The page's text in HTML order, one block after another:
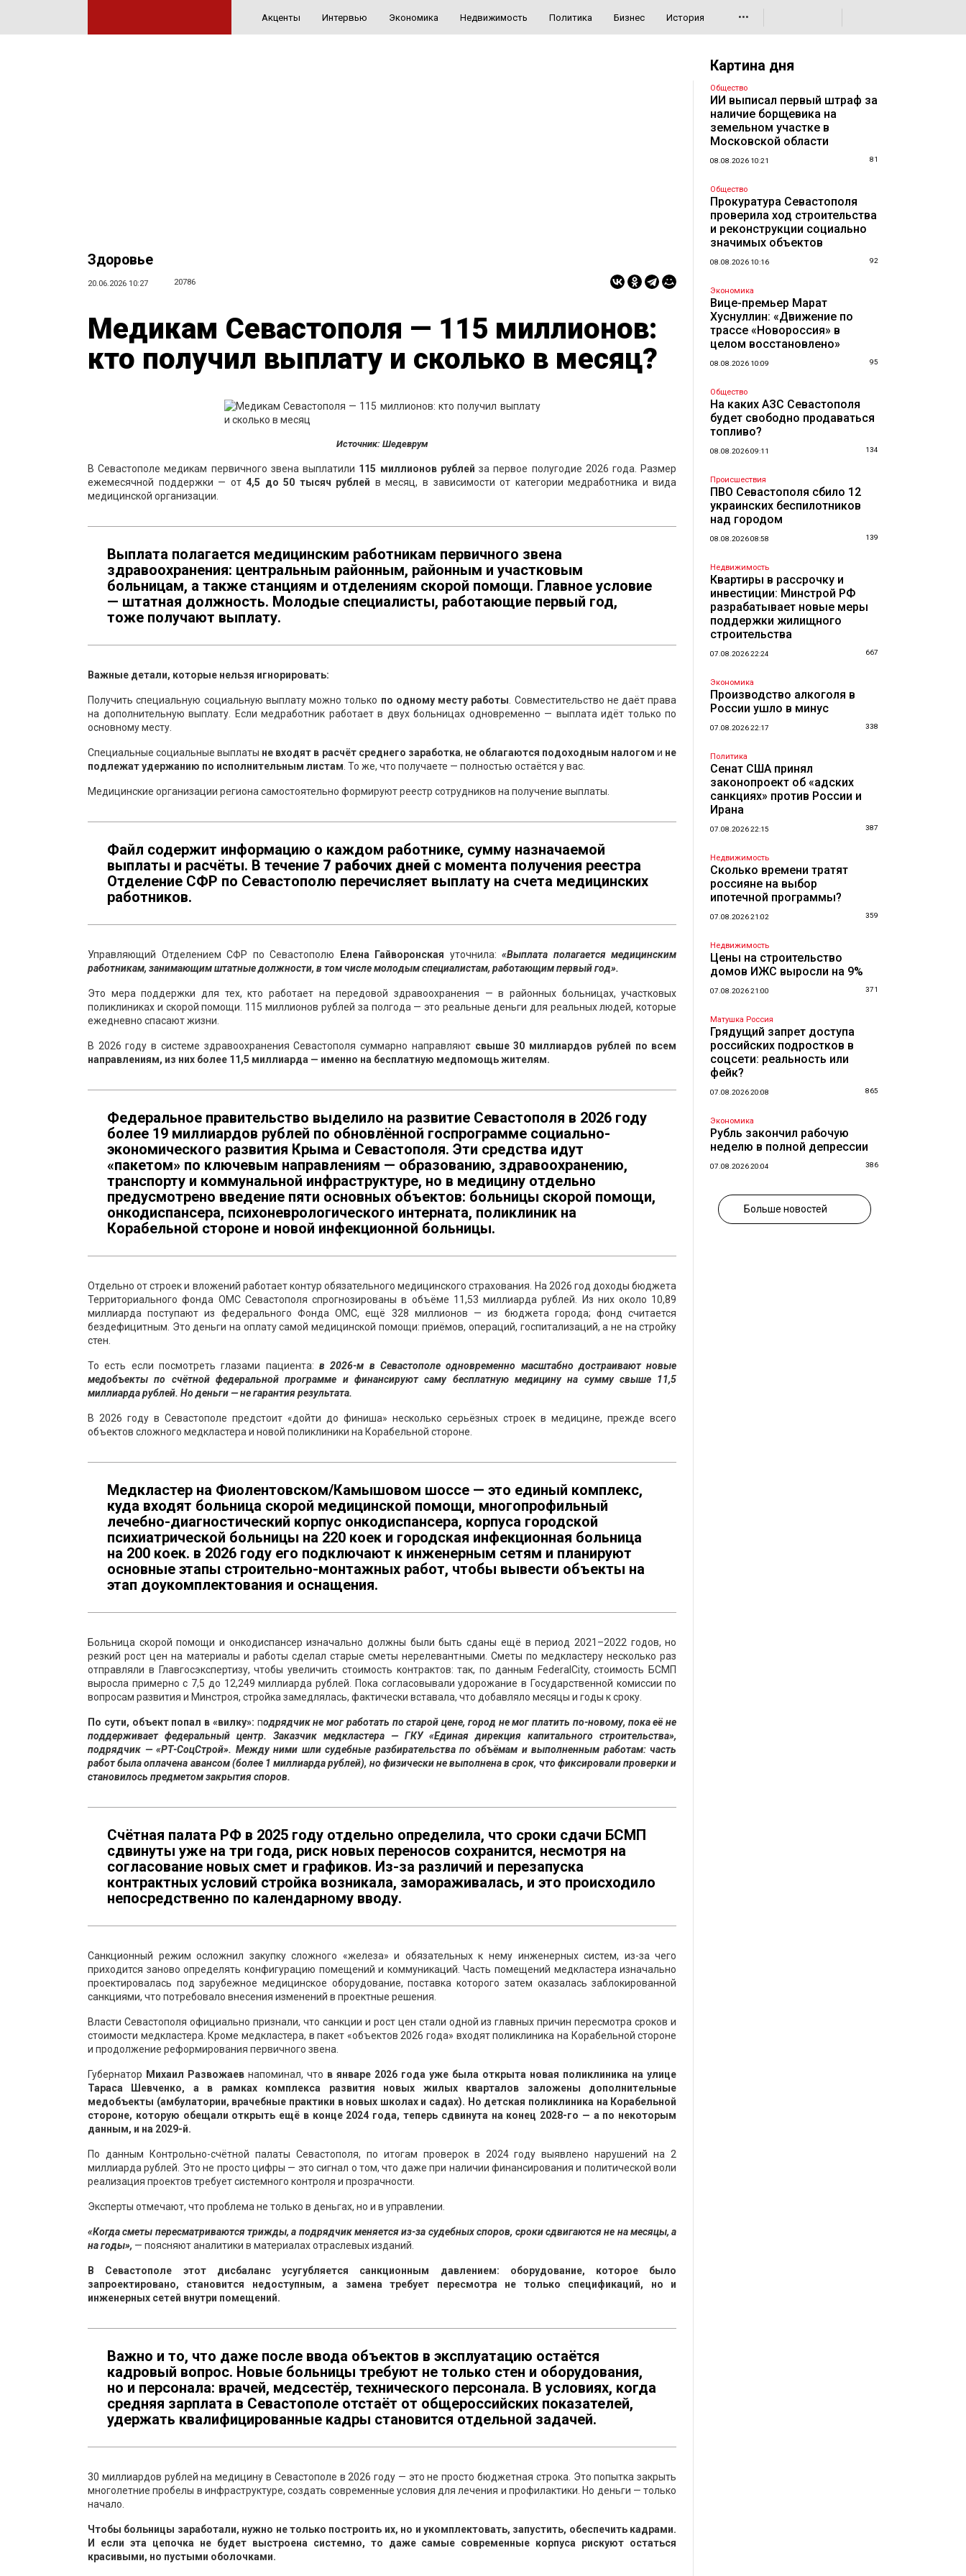
Акценты Интервью Экономика Недвижимость Политика Бизнес История •••
Здоровье
20.06.2026 10:27 20786
Медикам Севастополя — 115 миллионов:
кто получил выплату и сколько в месяц?
Источник: Шедеврум
В Севастополе медикам первичного звена выплатили 115 миллионов рублей за первое полугодие 2026 года. Размер
ежемесячной поддержки — от4,5 до 50 тысяч рублей в месяц, в зависимости от категории медработника и вида
медицинской организации.
Выплата полагается медицинским работникам первичного звена
здравоохранения: центральным районным, районным и участковым
больницам, а также станциям и отделениям скорой помощи. Главное условие
— штатная должность. Молодые специалисты, работающие первый год,
тоже получают выплату.
Важные детали, которые нельзя игнорировать:
Получить специальную социальную выплату можно только по одному месту работы . Совместительство не даёт права
на дополнительную выплату. Если медработник работает в двух больницах одновременно — выплата идёт только по
основному месту.
Специальные социальные выплаты не входят в расчёт среднего заработка, не облагаются подоходным налогом и не
подлежат удержанию по исполнительным листам . То же, что получаете — полностью остаётся у вас.
Медицинские организации региона самостоятельно формируют реестр сотрудников на получение выплаты.
Файл содержит информацию о каждом работнике, сумму назначаемой
выплаты и расчёты. В течение 7 рабочих дней с момента получения реестра
Отделение СФР по Севастополю перечисляет выплату на счета медицинских
работников.
Управляющий Отделением СФР по Севастополю Елена Гайворонская уточнила:«Выплата полагается медицинским
работникам, занимающим штатные должности, в том числе молодым специалистам, работающим первый год».
Это мера поддержки для тех, кто работает на передовой здравоохранения — в районных больницах, участковых
поликлиниках и скорой помощи. 115 миллионов рублей за полгода — это реальные деньги для реальных людей, которые
ежедневно спасают жизни.
В 2026 году в системе здравоохранения Севастополя суммарно направляют свыше 30 миллиардов рублей по всем
направлениям, из них более 11,5 миллиарда — именно на бесплатную медпомощь жителям.
Федеральное правительство выделило на развитие Севастополя в 2026 году
более 19 миллиардов рублей по обновлённой госпрограмме социально-
экономического развития Крыма и Севастополя. Эти средства идут
«пакетом» по ключевым направлениям — образованию, здравоохранению,
транспорту и коммунальной инфраструктуре, но в медицину отдельно
предусмотрено введение пяти основных объектов: больницы скорой помощи,
онкодиспансера, психоневрологического интерната, поликлиник на
Корабельной стороне и новой инфекционной больницы.
Отдельно от строек и вложений работает контур обязательного медицинского страхования. На 2026 год доходы бюджета
Территориального фонда ОМС Севастополя спрогнозированы в объёме 11,53 миллиарда рублей. Из них около 10,89
миллиарда поступают из федерального Фонда ОМС, ещё 328 миллионов — из бюджета города; фонд считается
бездефицитным. Это деньги на оплату самой медицинской помощи: приёмов, операций, госпитализаций, а не на стройку
стен.
То есть если посмотреть глазами пациента: в 2026-м в Севастополе одновременно масштабно достраивают новые
медобъекты по счётной федеральной программе и финансируют саму бесплатную медицину на сумму свыше 11,5
миллиарда рублей. Но деньги — не гарантия результата.
В 2026 году в Севастополе предстоит «дойти до финиша» несколько серьёзных строек в медицине, прежде всего
объектов сложного медкластера и новой поликлиники на Корабельной стороне.
Медкластер на Фиолентовском/Камышовом шоссе — это единый комплекс,
куда входят больница скорой медицинской помощи, многопрофильный
лечебно-диагностический корпус онкодиспансера, корпуса городской
психиатрической больницы на 220 коек и городская инфекционная больница
на 200 коек. в 2026 году его подключают к инженерным сетям и планируют
основные этапы строительно-монтажных работ, чтобы вывести объекты на
этап доукомплектования и оснащения.
Больница скорой помощи и онкодиспансер изначально должны были быть сданы ещё в период 2021–2022 годов, но
резкий рост цен на материалы и работы сделал старые сметы нерелевантными. Сметы по медкластеру несколько раз
отправляли в Главгосэкспертизу, чтобы увеличить стоимость контрактов: так, по данным FederalCity, стоимость БСМП
выросла примерно с 7,5 до 12,249 миллиарда рублей. Пока согласовывали удорожание в Государственной комиссии по
вопросам развития и Минстроя, стройка замедлялась, фактически вставала, что добавляло месяцы и годы к сроку.
По сути, объект попал в «вилку»: подрядчик не мог работать по старой цене, город не мог платить по-новому, пока её не
поддерживает федеральный центр. Заказчик медкластера — ГКУ «Единая дирекция капитального строительства»,
подрядчик — «РТ-СоцСтрой». Между ними шли судебные разбирательства по объёмам и выполненным работам: часть
работ была оплачена авансом (более 1 миллиарда рублей), но физически не выполнена в срок, что фиксировали проверки и
становилось предметом закрытия споров.
Счётная палата РФ в 2025 году отдельно определила, что сроки сдачи БСМП
сдвинуты уже на три года, риск новых переносов сохранится, несмотря на
согласование новых смет и графиков. Из-за различий и перезапуска
контрактных условий стройка возникала, замораживалась, и это происходило
непосредственно по календарному вводу.
Санкционный режим осложнил закупку сложного «железа» и обязательных к нему инженерных систем, из-за чего
приходится заново определять конфигурацию помещений и коммуникаций. Часть помещений медкластера изначально
проектировалась под зарубежное медицинское оборудование, поставка которого затем оказалась заблокированной
санкциями, что потребовало внесения изменений в проектные решения.
Власти Севастополя официально признали, что санкции и рост цен стали одной из главных причин пересмотра сроков и
стоимости медкластера. Кроме медкластера, в пакет «объектов 2026 года» входят поликлиника на Корабельной стороне
и продолжение реформирования первичного звена.
Губернатор Михаил Развожаев напоминал, что в январе 2026 года уже была открыта новая поликлиника на улице
Тараса Шевченко, а в рамках комплекса развития новых жилых кварталов заложены дополнительные
медобъекты (амбулатории, врачебные практики в новых школах и садах). Но детская поликлиника на Корабельной
стороне, которую обещали открыть ещё в конце 2024 года, теперь сдвинута на конец 2028-го — а по некоторым
данным, и на 2029-й.
По данным Контрольно-счётной палаты Севастополя, по итогам проверок в 2024 году выявлено нарушений на 2
миллиарда рублей. Это не просто цифры — это сигнал о том, что даже при наличии финансирования и политической воли
реализация проектов требует системного контроля и прозрачности.
Эксперты отмечают, что проблема не только в деньгах, но и в управлении.
«Когда сметы пересматриваются трижды, а подрядчик меняется из-за судебных споров, сроки сдвигаются не на месяцы, а
на годы», — поясняют аналитики в материалах отраслевых изданий.
В Севастополе этот дисбаланс усугубляется санкционным давлением: оборудование, которое было
запроектировано, становится недоступным, а замена требует пересмотра не только спецификаций, но и
инженерных сетей внутри помещений.
Важно и то, что даже после ввода объектов в эксплуатацию остаётся
кадровый вопрос. Новые больницы требуют не только стен и оборудования,
но и персонала: врачей, медсестёр, технического персонала. В условиях, когда
средняя зарплата в Севастополе отстаёт от общероссийских показателей,
удержать квалифицированные кадры становится отдельной задачей.
30 миллиардов рублей на медицину в Севастополе в 2026 году — это не просто бюджетная строка. Это попытка закрыть
многолетние пробелы в инфраструктуре, создать современные условия для лечения и профилактики. Но деньги — только
начало.
Чтобы больницы заработали, нужно не только построить их, но и укомплектовать, запустить, обеспечить кадрами.
И если эта цепочка не будет выстроена системно, то даже самые современные корпуса рискуют остаться
красивыми, но пустыми оболочками.
Картина дня
Общество
ИИ выписал первый штраф за
наличие борщевика на
земельном участке в
Московской области
08.08.2026 10:21 81
Общество
Прокуратура Севастополя
проверила ход строительства
и реконструкции социально
значимых объектов
08.08.2026 10:16 92
Экономика
Вице-премьер Марат
Хуснуллин: «Движение по
трассе «Новороссия» в
целом восстановлено»
08.08.2026 10:09 95
Общество
На каких АЗС Севастополя
будет свободно продаваться
топливо?
08.08.2026 09:11 134
Происшествия
ПВО Севастополя сбило 12
украинских беспилотников
над городом
08.08.2026 08:58 139
Недвижимость
Квартиры в рассрочку и
инвестиции: Минстрой РФ
разрабатывает новые меры
поддержки жилищного
строительства
07.08.2026 22:24 667
Экономика
Производство алкоголя в
России ушло в минус
07.08.2026 22:17 338
Политика
Сенат США принял
законопроект об «адских
санкциях» против России и
Ирана
07.08.2026 22:15 387
Недвижимость
Сколько времени тратят
россияне на выбор
ипотечной программы?
07.08.2026 21:02 359
Недвижимость
Цены на строительство
домов ИЖС выросли на 9%
07.08.2026 21:00 371
Матушка Россия
Грядущий запрет доступа
российских подростков в
соцсети: реальность или
фейк?
07.08.2026 20:08 865
Экономика
Рубль закончил рабочую
неделю в полной депрессии
07.08.2026 20:04 386
Больше новостей